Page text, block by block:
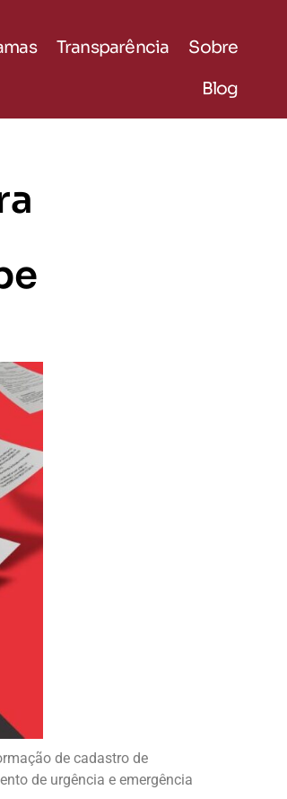
Transparência
Sobre
Blog
de cadastro de
de urgência e emergência